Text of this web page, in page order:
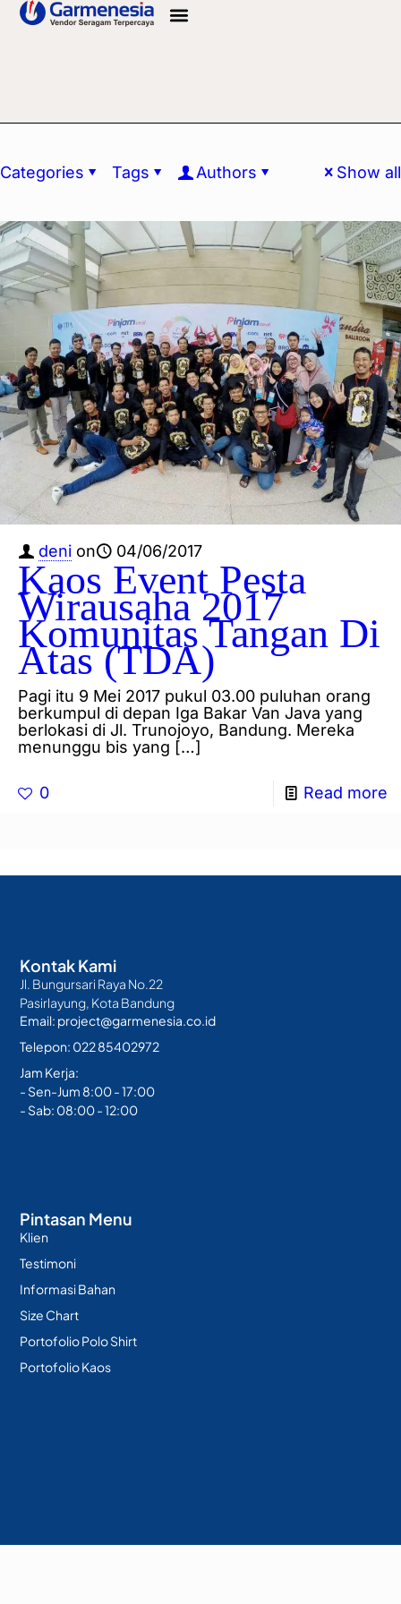
Categories Tags Authors Show all
deni on 04/06/2017
Kaos Event Pesta
Wirausaha 2017
Komunitas Tangan Di
Atas (TDA)
Pagi itu 9 Mei 2017 pukul 03.00 puluhan orang
berkumpul di depan Iga Bakar Van Java yang
berlokasi di Jl. Trunojoyo, Bandung. Mereka
menunggu bis yang […]
0 Read more
Pintasan Menu
Klien
Testimoni
Informasi Bahan
Size Chart
Portofolio Polo Shirt
Portofolio Kaos
Kontak Kami
Jl. Bungursari Raya No.22
Pasirlayung, Kota Bandung
Email: project@garmenesia.co.id
Telepon: 022 85402972
Jam Kerja:
- Sen-Jum 8:00 - 17:00
- Sab: 08:00 - 12:00